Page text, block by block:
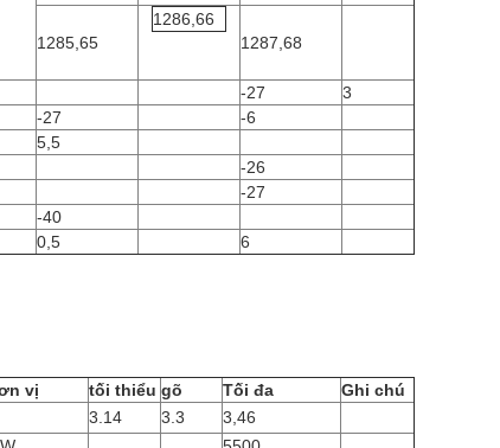
1285,65
1286,66
1287,68
-27
3
-27
-6
5,5
-26
-27
-40
0,5
6
vị tối thiểu gõ Tối đa
Ghi chú
3.14 3.3
3,46